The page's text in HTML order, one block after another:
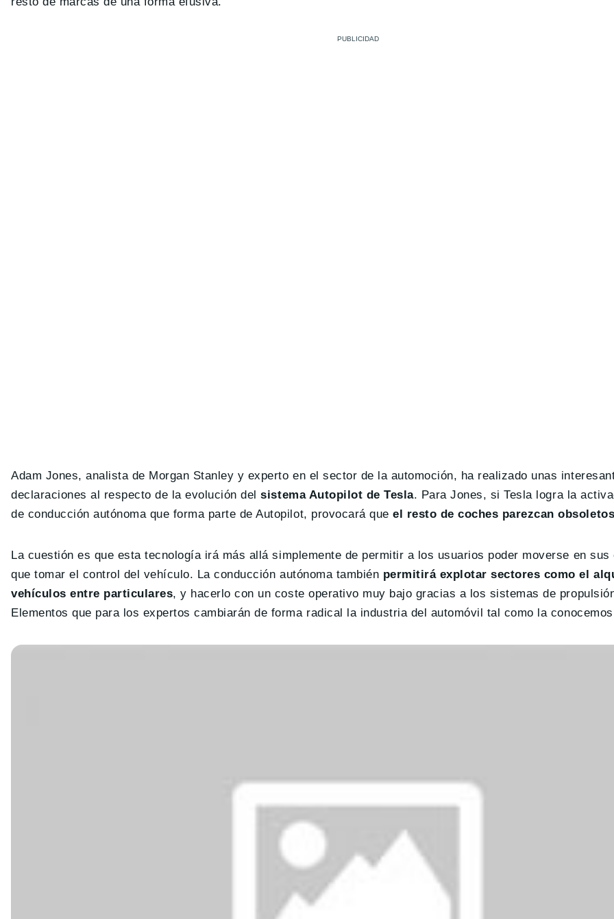
Adam Jones, analista de Morgan Stanley y experto en el sector de la automoción, ha realizado unas
declaraciones al respecto de la evolución delsistema Autopilot de Tesla. Para Jones, si Tesla logra la
de conducción autónoma que forma parte de Autopilot, provocará queel resto de coches parezcan
La cuestión es que esta tecnología irá más allá simplemente de permitir a los usuarios poder moverse en
que tomar el control del vehículo. La conducción autónoma también permitirá explotar sectores como el
vehículos entre particulares, y hacerlo con un coste operativo muy bajo gracias a los sistemas de
Elementos que para los expertos cambiarán de forma radical la industria del automóvil tal como la